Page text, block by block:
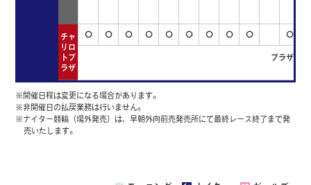
チャ
リロ
トプ
ラザ
〇 〇 〇 〇 〇 〇 〇 〇 〇 〇
プラザ営業
※開催日程は変更になる場合があります。
※非開催日の払戻業務は行いません。
※ナイター競輪（場外発売）は、早朝外向前売発売所にて最終レース終了まで発
売いたします。